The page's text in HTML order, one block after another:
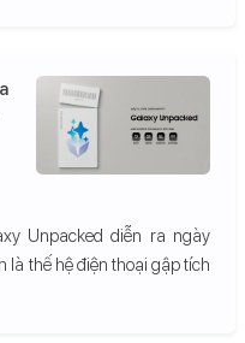
Unpacked diễn ra ngày
thế hệ điện thoại gập tích